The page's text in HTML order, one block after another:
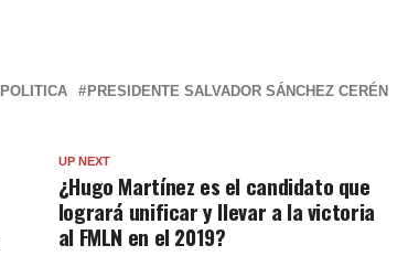
POLITICA
PRESIDENTE SALVADOR SÁNCHEZ CERÉN
UP NEXT
¿Hugo Martínez es el candidato que
logrará unificar y llevar a la victoria
al FMLN en el 2019?